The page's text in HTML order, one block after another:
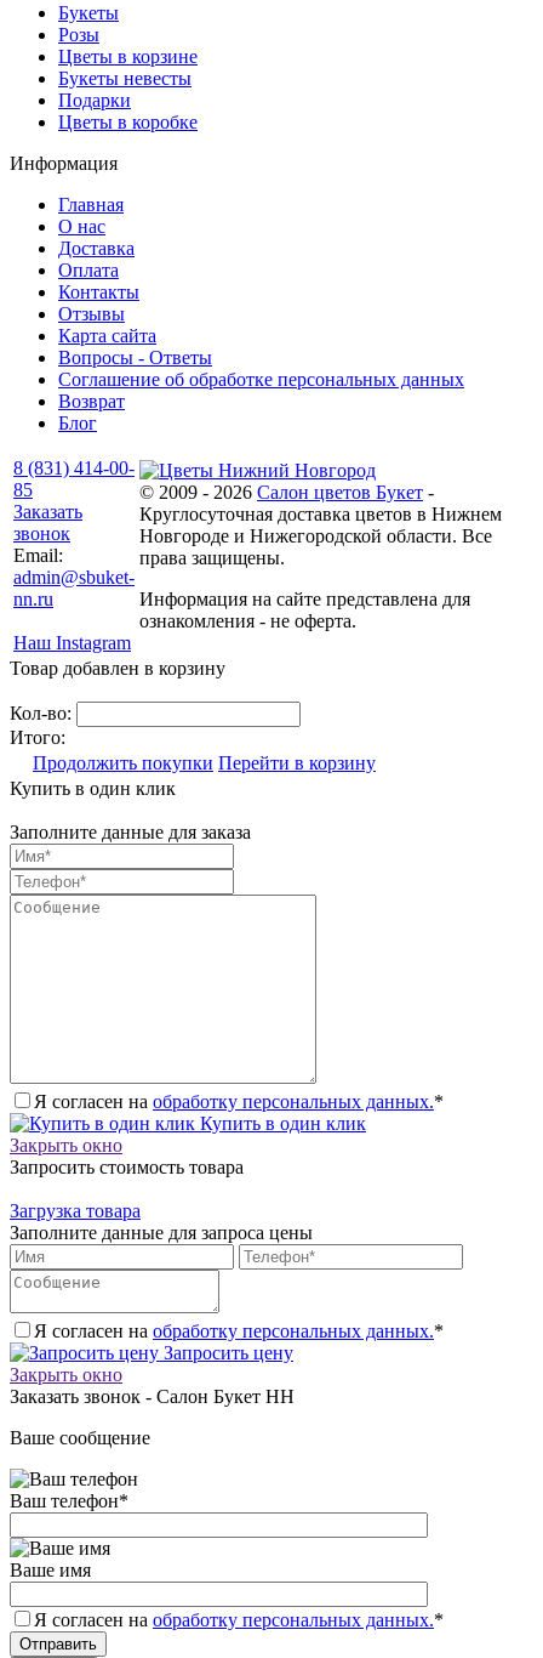
Букеты
Розы
Цветы в корзине
Букеты невесты
Подарки
Цветы в коробке
Информация
Главная
О нас
Доставка
Оплата
Контакты
Отзывы
Карта сайта
Вопросы - Ответы
Соглашение об обработке персональных данных
Возврат
Блог
8 (831) 414-00-
85
Заказать
звонок
Email:
admin@sbuket-
nn.ru
Наш Instagram
© 2009 - 2026 Салон цветов Букет -
Круглосуточная доставка цветов в Нижнем
Новгороде и Нижегородской области. Все
права защищены.
Информация на сайте представлена для
ознакомления - не оферта.
Товар добавлен в корзину
Кол-во:
Итого:
Продолжить покупки Перейти в корзину
Купить в один клик
Заполните данные для заказа
Я согласен на обработку персональных данных.*
Купить в один клик
Закрыть окно
Запросить стоимость товара
Загрузка товара
Заполните данные для запроса цены
Я согласен на обработку персональных данных.*
Запросить цену
Закрыть окно
Заказать звонок - Салон Букет НН
Ваше сообщение
Ваш телефон*
Ваше имя
Я согласен на обработку персональных данных.*